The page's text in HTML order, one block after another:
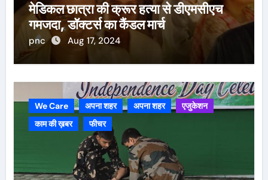
मेडिकल छात्रा की क्रूर हत्या से डीएमसीएच
गमजदा, डॉक्टर्स का कैंडल मार्च
pnc Aug 17, 2024
We Care अपना शहर अपना शहर
एजुकेशन
काम की ख़बर
फीचर